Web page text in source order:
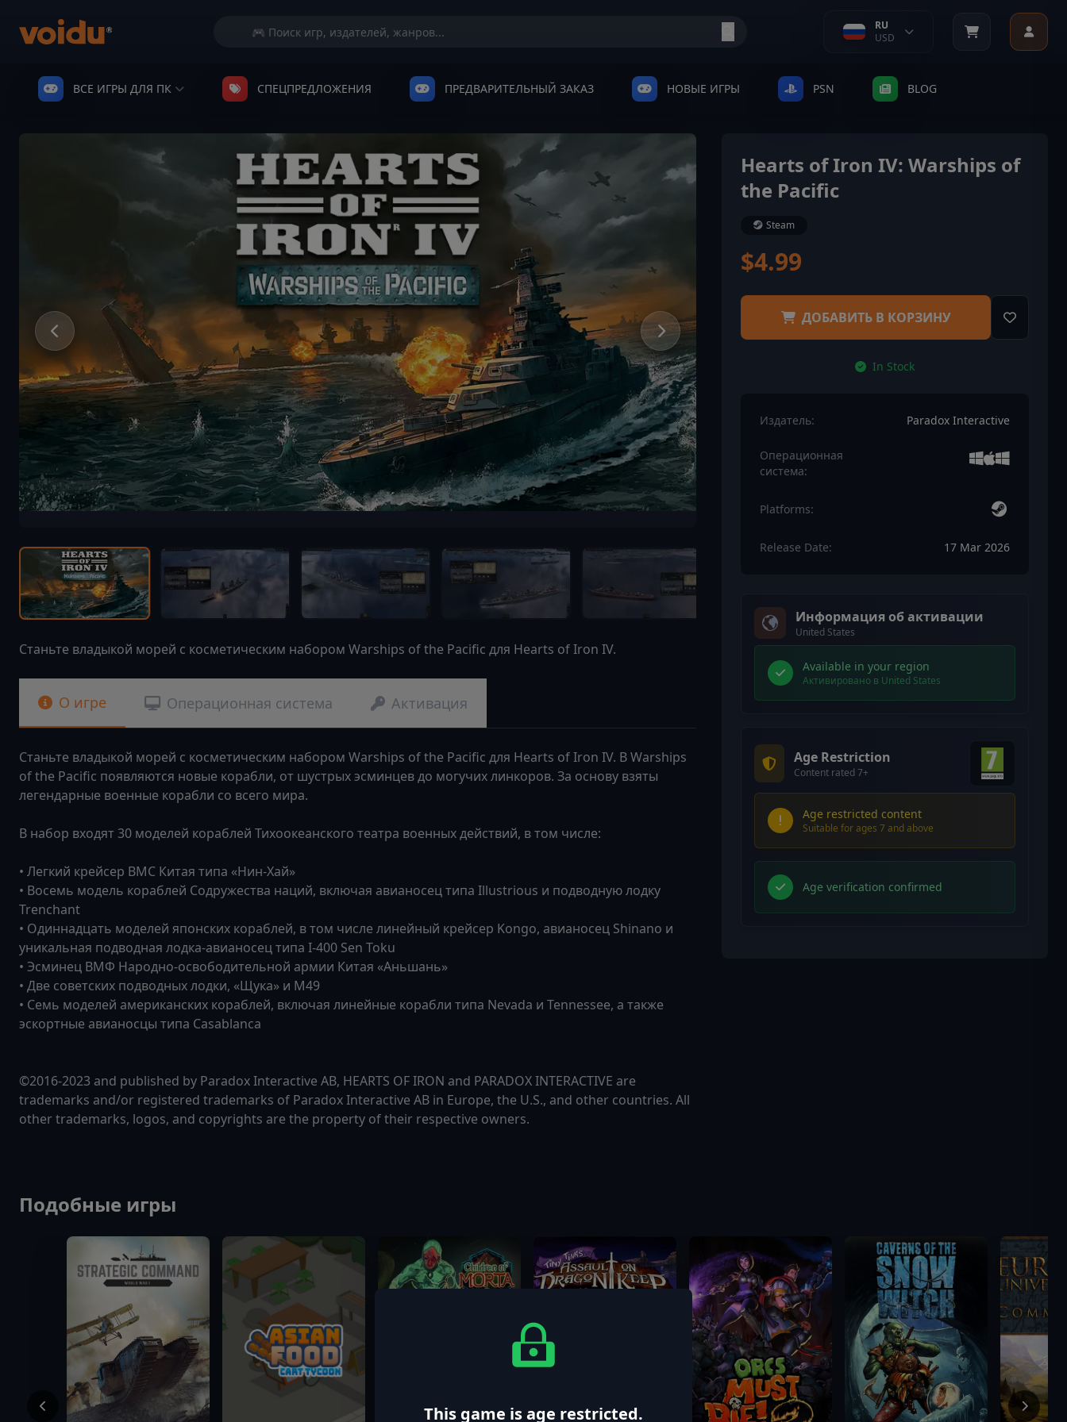
RU
USD
ВСЕ ИГРЫ ДЛЯ ПК СПЕЦПРЕДЛОЖЕНИЯ ПРЕДВАРИТЕЛЬНЫЙ ЗАКАЗ НОВЫЕ ИГРЫ PSN BLOG
Станьте владыкой морей с косметическим набором Warships of the Pacific для Hearts of Iron IV.
О игре Операционная система Активация
Станьте владыкой морей с косметическим набором Warships of the Pacific для Hearts of Iron IV. В Warships
of the Pacific появляются новые корабли, от шустрых эсминцев до могучих линкоров. За основу взяты
легендарные военные корабли со всего мира.
В набор входят 30 моделей кораблей Тихоокеанского театра военных действий, в том числе:
• Легкий крейсер ВМС Китая типа «Нин-Хай»
• Восемь модель кораблей Содружества наций, включая авианосец типа Illustrious и подводную лодку
Trenchant
• Одиннадцать моделей японских кораблей, в том числе линейный крейсер Kongo, авианосец Shinano и
уникальная подводная лодка-авианосец типа I-400 Sen Toku
• Эсминец ВМФ Народно-освободительной армии Китая «Аньшань»
• Две советских подводных лодки, «Щука» и M49
• Семь моделей американских кораблей, включая линейные корабли типа Nevada и Tennessee, а также
эскортные авианосцы типа Casablanca
©2016-2023 and published by Paradox Interactive AB, HEARTS OF IRON and PARADOX INTERACTIVE are
trademarks and/or registered trademarks of Paradox Interactive AB in Europe, the U.S., and other countries. All
other trademarks, logos, and copyrights are the property of their respective owners.
Hearts of Iron IV: Warships of
the Pacific
Steam
$4.99
ДОБАВИТЬ В КОРЗИНУ
In Stock
Издатель: Paradox Interactive
Операционная
система:
Platforms:
Release Date: 17 Mar 2026
Информация об активации
United States
Available in your region
Активировано в United States
Age Restriction
Content rated 7+
Age restricted content
Suitable for ages 7 and above
Age verification confirmed
Подобные игры
This game is age restricted.